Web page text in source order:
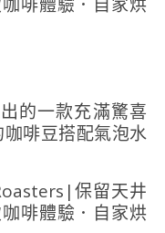
的一款充滿驚喜
啡豆搭配氣泡水